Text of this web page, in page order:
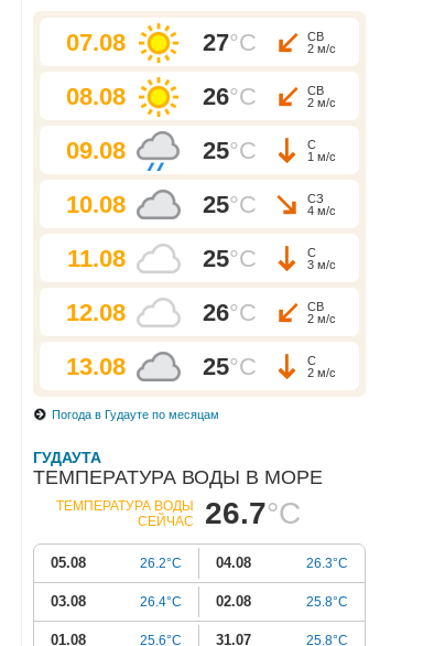
07.08 27°C
СВ
2 м/с
08.08 26°C
СВ
2 м/с
09.08 25°C
С
1 м/с
10.08 25°C
СЗ
4 м/с
11.08 25°C
С
3 м/с
12.08 26°C
СВ
2 м/с
13.08 25°C
С
2 м/с
Погода в Гудауте по месяцам
ГУДАУТА
ТЕМПЕРАТУРА ВОДЫ В МОРЕ
ТЕМПЕРАТУРА ВОДЫ
СЕЙЧАС
26.7°C
05.08 26.2°C 04.08 26.3°C
03.08 26.4°C 02.08 25.8°C
01.08 25.6°C 31.07 25.8°C